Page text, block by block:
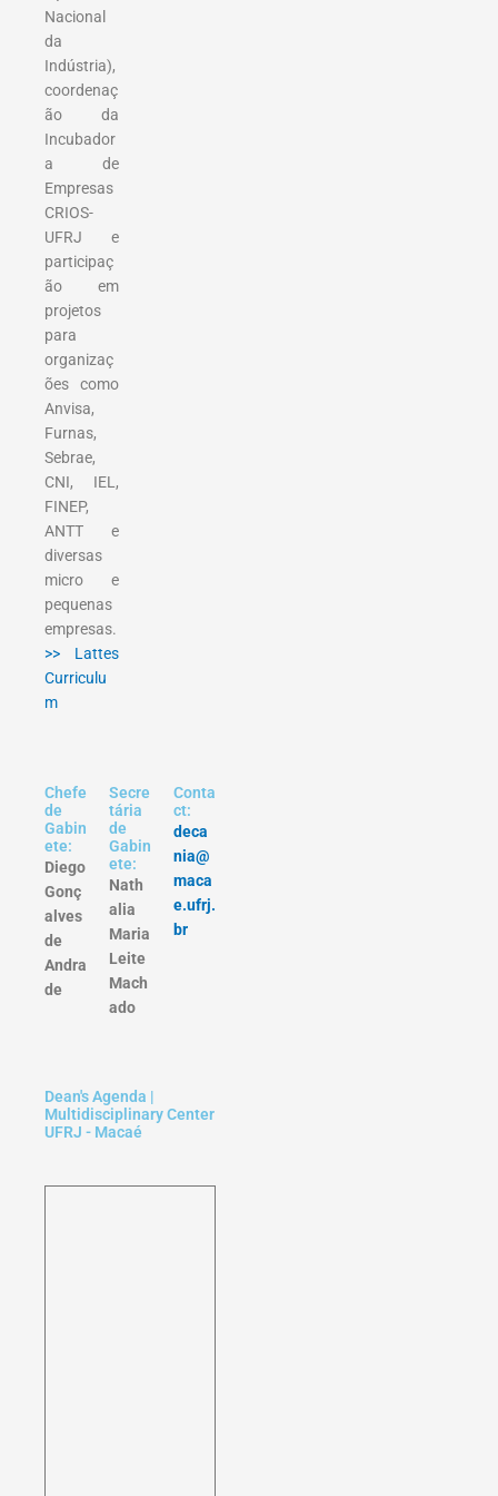
Nacional
da
Indústria),
coordenaç
ão da
Incubador
a de
Empresas
CRIOS-
UFRJ e
participaç
ão em
projetos
para
organizaç
ões como
Anvisa,
Furnas,
Sebrae,
CNI, IEL,
FINEP,
ANTT e
diversas
micro e
pequenas
empresas.
>> Lattes
Curriculu
m
Chefe
de
Gabin
ete:
Diego
Gonç
alves
de
Andra
de
Secre
tária
de
Gabin
ete:
Nath
alia
Maria
Leite
Mach
ado
Conta
ct:
deca
nia@
maca
e.ufrj.
br
Dean's Agenda |
Multidisciplinary Center
UFRJ - Macaé